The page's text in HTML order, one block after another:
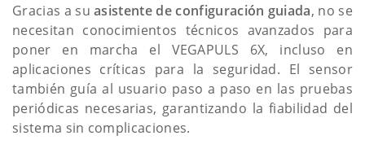
Gracias a suasistente de configuración guiada, no se
necesitan conocimientos técnicos avanzados para
poner en marcha el VEGAPULS 6X, incluso en
aplicaciones críticas para la seguridad. El sensor
también guía al usuario paso a paso en las pruebas
periódicas necesarias, garantizando la fiabilidad del
sistema sin complicaciones.